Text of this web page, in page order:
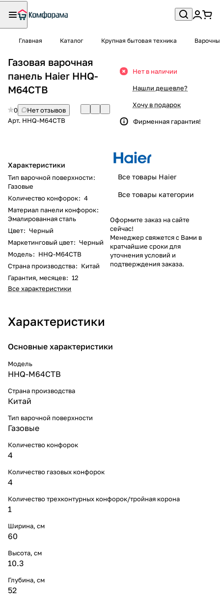
Главная Каталог Крупная бытовая техника
Газовая варочная
панель Haier HHQ-
M64CTB
0
Нет отзывов
Арт. HHQ-M64CTB
Характеристики
Тип варочной поверхности:
Газовые
Количество конфорок: 4
Материал панели конфорок:
Эмалированная сталь
Цвет: Черный
Маркетинговый цвет: Черный
Модель: HHQ-M64CTB
Страна производства: Китай
Гарантия, месяцев: 12
Все характеристики
Нет в наличии
Нашли дешевле?
Хочу в подарок
Фирменная гарантия!
Все товары Haier
Все товары категории
Оформите заказ на сайте
сейчас!
Менеджер свяжется с Вами в
кратчайшие сроки для
уточнения условий и
подтверждения заказа.
Характеристики
Основные характеристики
Модель
HHQ-M64CTB
Страна производства
Китай
Тип варочной поверхности
Газовые
Количество конфорок
4
Количество газовых конфорок
4
Количество трехконтурных конфорок/тройная корона
1
Ширина, см
60
Высота, см
10.3
Глубина, см
52